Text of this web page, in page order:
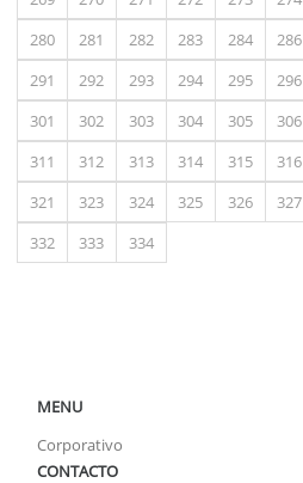
280
281 282 283 284 286
291
292 293 294 295 296
301
302 303 304 305 306
311
312 313 314 315 316
321
323 324 325 326 327
332
333 334
MENU
Corporativo
CONTACTO